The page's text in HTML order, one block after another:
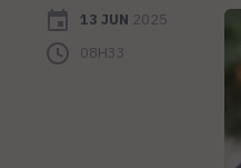
13 JUN 2025
08H33